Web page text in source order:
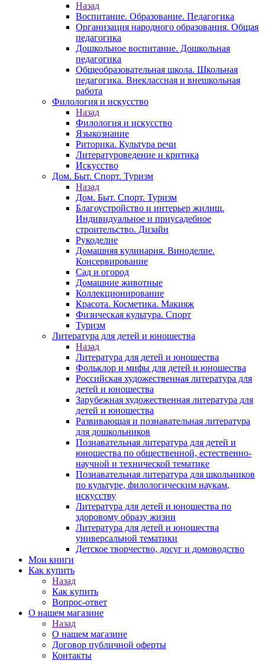
Назад
Воспитание. Образование. Педагогика
Организация народного образования. Общая
педагогика
Дошкольное воспитание. Дошкольная
педагогика
Общеобразовательная школа. Школьная
педагогика. Внеклассная и внешкольная
работа
Филология и искусство
Назад
Филология и искусство
Языкознание
Риторика. Культура речи
Литературоведение и критика
Искусство
Дом. Быт. Спорт. Туризм
Назад
Дом. Быт. Спорт. Туризм
Благоустройство и интерьер жилищ.
Индивидуальное и приусадебное
строительство. Дизайн
Рукоделие
Домашняя кулинария. Виноделие.
Консервирование
Сад и огород
Домашние животные
Коллекционирование
Красота. Косметика. Макияж
Физическая культура. Спорт
Туризм
Литература для детей и юношества
Назад
Литература для детей и юношества
Фольклор и мифы для детей и юношества
Российская художественная литература для
детей и юношества
Зарубежная художественная литература для
детей и юношества
Развивающая и познавательная литература
для дошкольников
Познавательная литература для детей и
юношества по общественной, естественно-
научной и технической тематике
Познавательная литература для школьников
по культуре, филологическим наукам,
искусству
Литература для детей и юношества по
здоровому образу жизни
Литература для детей и юношества
универсальной тематики
Детское творчество, досуг и домоводство
Мои книги
Как купить
Назад
Как купить
Вопрос-ответ
О нашем магазине
Назад
О нашем магазине
Договор публичной оферты
Контакты